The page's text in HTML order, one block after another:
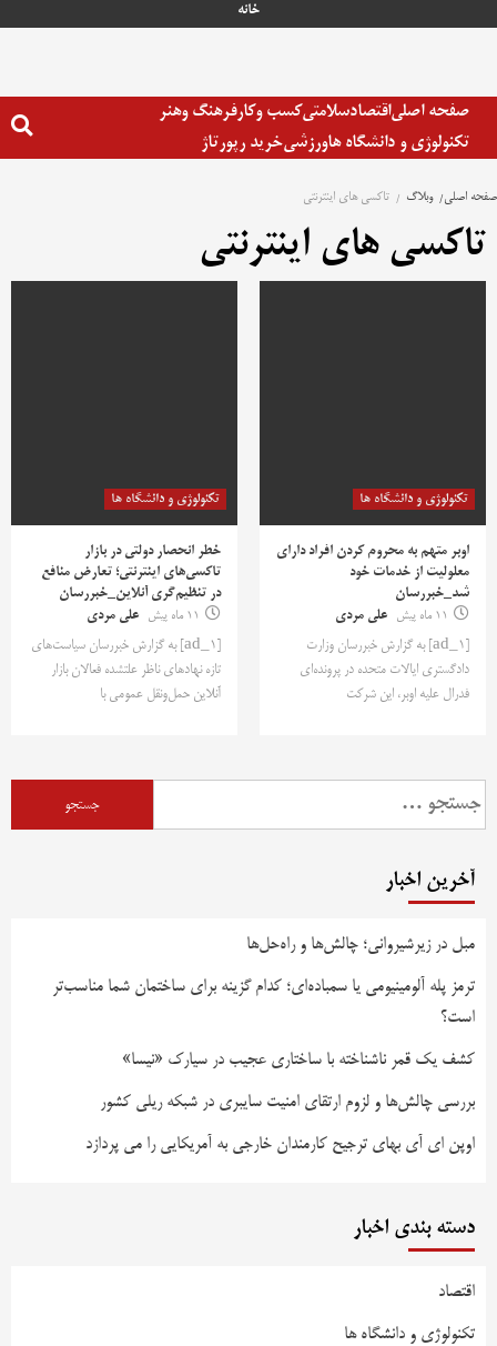
خانه
صفحه اصلیاقتصادسلامتیکسب وکارفرهنگ وهنر
تکنولوژی و دانشگاه هاورزشیخرید رپورتاژ
صفحه اصلی وبلاگ تاکسی های اینترنتی
تاکسی های اینترنتی
تکنولوژی و دانشگاه ها
اوبر متهم به محروم کردن افراد دارای
معلولیت از خدمات خود
شد_خبررسان
11 ماه پیش
علی مردی
[ad_1] به گزارش خبررسان وزارت
دادگستری ایالات متحده در پرونده‌ای
فدرال علیه اوبر، این شرکت
تکنولوژی و دانشگاه ها
خطر انحصار دولتی در بازار
تاکسی‌های اینترنتی؛ تعارض منافع
در تنظیم‌گری آنلاین_خبررسان
11 ماه پیش
علی مردی
[ad_1] به گزارش خبررسان سیاست‌های
تازه نهادهای ناظر علتشده فعالان بازار
آنلاین حمل‌ونقل عمومی با
جستجو
برای:
آخرین اخبار
مبل در زیرشیروانی؛ چالش‌ها و راه‌حل‌ها
ترمز پله آلومینیومی یا سمباده‌ای؛ کدام گزینه برای ساختمان شما مناسب‌تر
است؟
کشف یک قمر ناشناخته با ساختاری عجیب در سیارک «نیسا»
بررسی چالش‌ها و لزوم ارتقای امنیت سایبری در شبکه ریلی کشور
اوپن ای آی بهای ترجیح کارمندان خارجی به آمریکایی را می پردازد
دسته بندی اخبار
اقتصاد
تکنولوژی و دانشگاه ها